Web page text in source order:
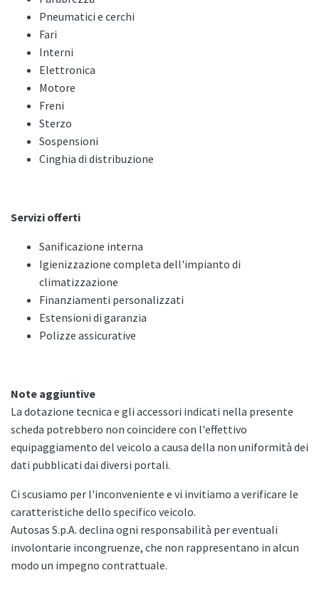
Pneumatici e cerchi
Fari
Interni
Elettronica
Motore
Freni
Sterzo
Sospensioni
Cinghia di distribuzione
Servizi offerti
Sanificazione interna
Igienizzazione completa dell'impianto di
climatizzazione
Finanziamenti personalizzati
Estensioni di garanzia
Polizze assicurative
Note aggiuntive
La dotazione tecnica e gli accessori indicati nella presente
scheda potrebbero non coincidere con l'effettivo
equipaggiamento del veicolo a causa della non uniformità dei
dati pubblicati dai diversi portali.
Ci scusiamo per l'inconveniente e vi invitiamo a verificare le
caratteristiche dello specifico veicolo.
Autosas S.p.A. declina ogni responsabilità per eventuali
involontarie incongruenze, che non rappresentano in alcun
modo un impegno contrattuale.